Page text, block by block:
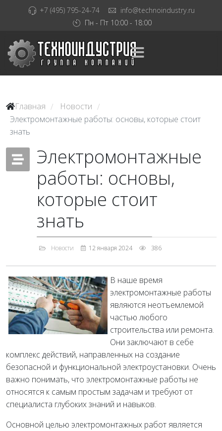
+7 (495) 795-24-74
info@technoindustry.ru
Пн - Пт 10:00 - 18:00
Главная / Новости /
Электромонтажные работы: основы, которые стоит
знать
Электромонтажные
работы: основы,
которые стоит
знать
Новости 12 января 2024 386
В наше время
электромонтажные работы
являются неотъемлемой
частью любого
строительства или ремонта.
Они заключают в себе
комплекс действий, направленных на создание
безопасной и функциональной электроустановки. Очень
важно понимать, что электромонтажные работы не
относятся к самым простым задачам и требуют от
специалиста глубоких знаний и навыков.
Основной целью электромонтажных работ является